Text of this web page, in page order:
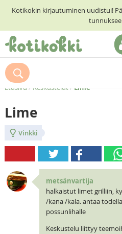
Kotikokin kirjautuminen uudistui!
ETUSIVU
RESEPTIHAKU
RUOKATEEMAT
KESKUSTELUT
KOTIKOKIT
Etusivu / Keskustelut/ Lime
Lime
Vinkki
metsänvartija
halkaistut limet grilliin,
/kana /kala. antaa
possunlihalle
Keskustelu liittyy